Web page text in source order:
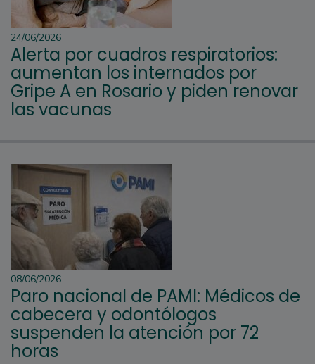
24/06/2026
Alerta por cuadros respiratorios:
aumentan los internados por
Gripe A en Rosario y piden renovar
las vacunas
08/06/2026
Paro nacional de PAMI: Médicos de
cabecera y odontólogos
suspenden la atención por 72
horas